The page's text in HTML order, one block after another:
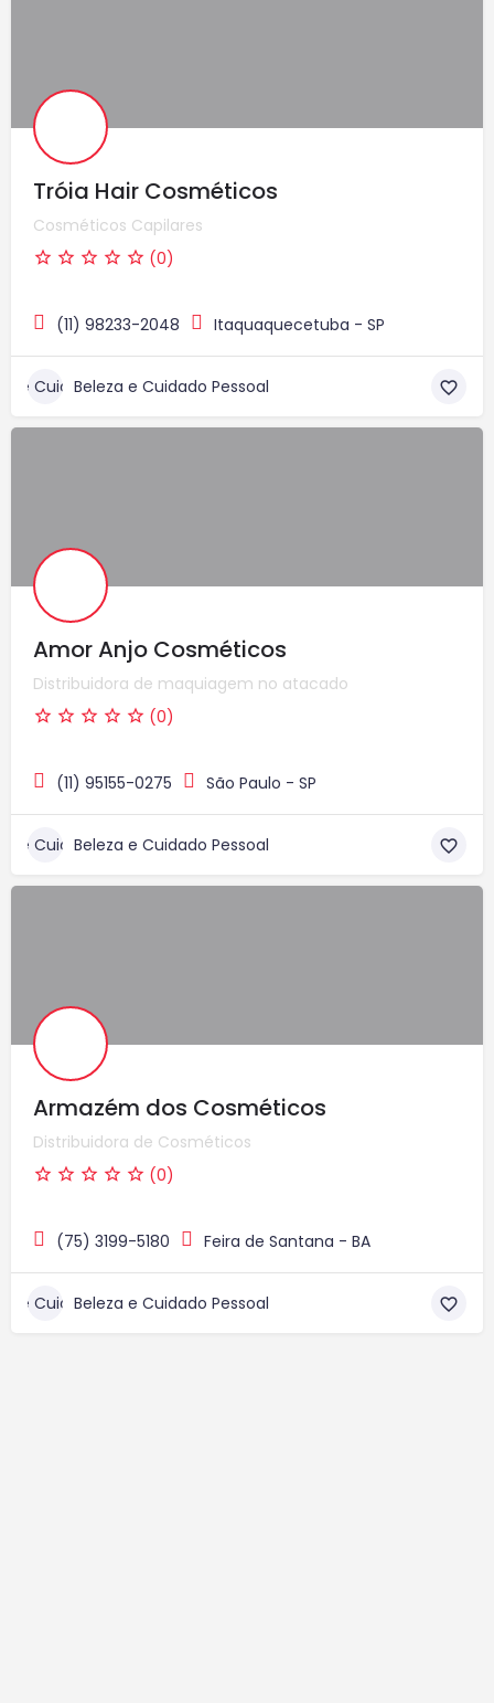
Tróia Hair Cosméticos
Cosméticos Capilares
(0)
(11) 98233-2048 Itaquaquecetuba - SP
Beleza e Cuidado Pessoal
Amor Anjo Cosméticos
Distribuidora de maquiagem no atacado
(0)
(11) 95155-0275 São Paulo - SP
Beleza e Cuidado Pessoal
Armazém dos Cosméticos
Distribuidora de Cosméticos
(0)
(75) 3199-5180 Feira de Santana - BA
Beleza e Cuidado Pessoal